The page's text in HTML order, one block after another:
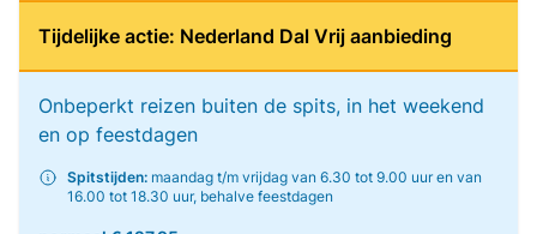
Tijdelijke actie: Nederland Dal Vrij aanbieding
Onbeperkt reizen buiten de spits, in het weekend
en op feestdagen
Spitstijden: maandag t/m vrijdag van 6.30 tot 9.00 uur en van
16.00 tot 18.30 uur, behalve feestdagen